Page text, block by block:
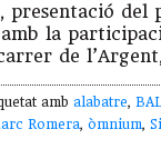
presentació
amb la
de
amb alabatre,
Romera, òmnium,